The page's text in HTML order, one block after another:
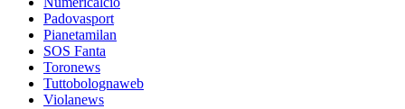
Padovasport
Pianetamilan
SOS Fanta
Toronews
Tuttobolognaweb
Violanews